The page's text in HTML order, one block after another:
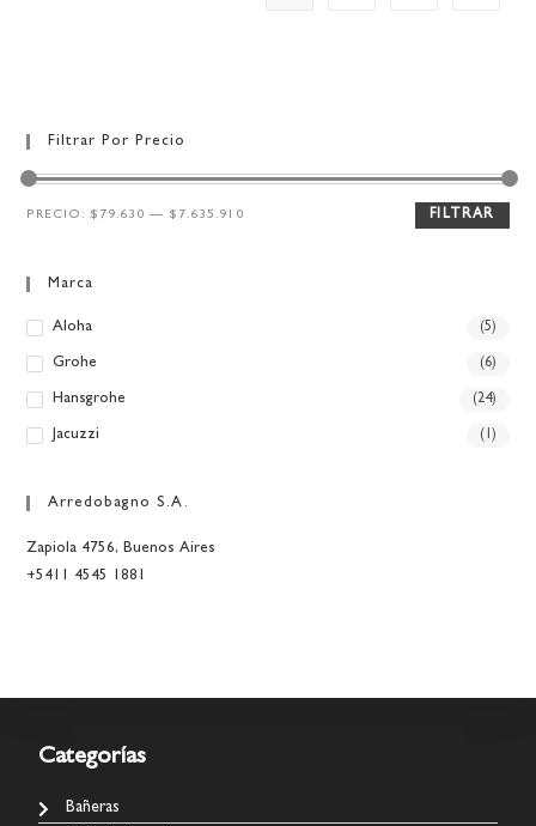
Filtrar Por Precio
FILTRAR
PRECIO: $79.630 — $7.635.910
Marca
Aloha (5)
Grohe (6)
Hansgrohe (24)
Jacuzzi (1)
Arredobagno S.A.
Zapiola 4756, Buenos Aires
+5411 4545 1881
Categorías
Bañeras